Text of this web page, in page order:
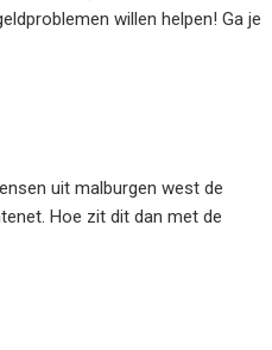
willen helpen! Ga je
uit malburgen west de
Hoe zit dit dan met de